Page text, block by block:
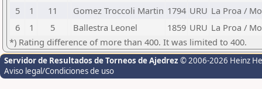
5
1 11 Gomez Troccoli Martin 1794 URU La Proa /
6
1 5 Ballestra Leonel 1859 URU La Proa /
*) Rating difference of more than 400. It was limited to 400.
Servidor de Resultados de Torneos de Ajedrez © 2006-2026 Heinz
Aviso legal/Condiciones de uso